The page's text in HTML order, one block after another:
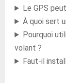
Le GPS
À quoi sert
Pourquoi
volant ?
Faut-il